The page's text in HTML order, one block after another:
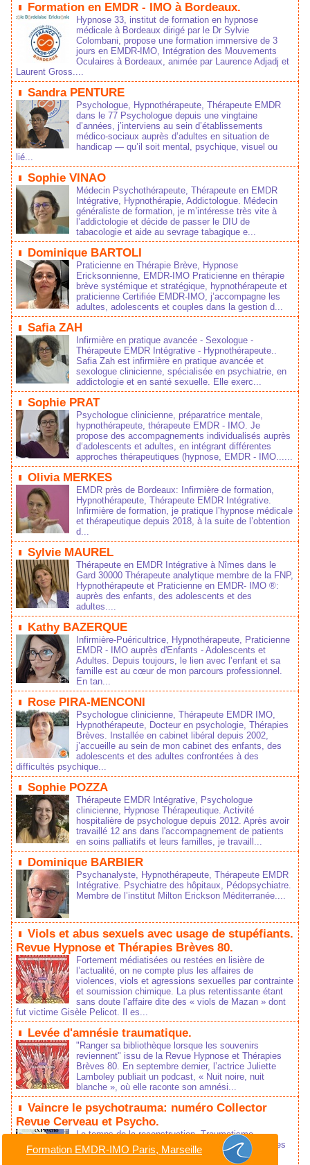
Formation en EMDR - IMO à Bordeaux.
Hypnose 33, institut de formation en hypnose
médicale à Bordeaux dirigé par le Dr Sylvie
Colombani, propose une formation immersive de 3
jours en EMDR-IMO, Intégration des Mouvements
Oculaires à Bordeaux, animée par Laurence Adjadj et
Laurent Gross....
Sandra PENTURE
Psychologue, Hypnothérapeute, Thérapeute EMDR
dans le 77 Psychologue depuis une vingtaine
d’années, j’interviens au sein d’établissements
médico‑sociaux auprès d’adultes en situation de
handicap — qu’il soit mental, psychique, visuel ou
lié...
Sophie VINAO
Médecin Psychothérapeute, Thérapeute en EMDR
Intégrative, Hypnothérapie, Addictologue. Médecin
généraliste de formation, je m’intéresse très vite à
l’addictologie et décide de passer le DIU de
tabacologie et aide au sevrage tabagique e...
Dominique BARTOLI
Praticienne en Thérapie Brève, Hypnose
Ericksonnienne, EMDR-IMO Praticienne en thérapie
brève systémique et stratégique, hypnothérapeute et
praticienne Certifiée EMDR-IMO, j’accompagne les
adultes, adolescents et couples dans la gestion d...
Safia ZAH
Infirmière en pratique avancée - Sexologue -
Thérapeute EMDR Intégrative - Hypnothérapeute..
Safia Zah est infirmière en pratique avancée et
sexologue clinicienne, spécialisée en psychiatrie, en
addictologie et en santé sexuelle. Elle exerc...
Sophie PRAT
Psychologue clinicienne, préparatrice mentale,
hypnothérapeute, thérapeute EMDR - IMO. Je
propose des accompagnements individualisés auprès
d‘adolescents et adultes, en intégrant différentes
approches thérapeutiques (hypnose, EMDR - IMO......
Olivia MERKES
EMDR près de Bordeaux: Infirmière de formation,
Hypnothérapeute, Thérapeute EMDR Intégrative.
Infirmière de formation, je pratique l’hypnose médicale
et thérapeutique depuis 2018, à la suite de l’obtention
d...
Sylvie MAUREL
Thérapeute en EMDR Intégrative à Nîmes dans le
Gard 30000 Thérapeute analytique membre de la FNP,
Hypnothérapeute et Praticienne en EMDR- IMO ®:
auprès des enfants, des adolescents et des
adultes....
Kathy BAZERQUE
Infirmière-Puéricultrice, Hypnothérapeute, Praticienne
EMDR - IMO auprès d'Enfants - Adolescents et
Adultes. Depuis toujours, le lien avec l’enfant et sa
famille est au cœur de mon parcours professionnel.
En tan...
Rose PIRA-MENCONI
Psychologue clinicienne, Thérapeute EMDR IMO,
Hypnothérapeute, Docteur en psychologie, Thérapies
Brèves. Installée en cabinet libéral depuis 2002,
j’accueille au sein de mon cabinet des enfants, des
adolescents et des adultes confrontées à des
difficultés psychique...
Sophie POZZA
Thérapeute EMDR Intégrative, Psychologue
clinicienne, Hypnose Thérapeutique. Activité
hospitalière de psychologue depuis 2012. Après avoir
travaillé 12 ans dans l'accompagnement de patients
en soins palliatifs et leurs familles, je travaill...
Dominique BARBIER
Psychanalyste, Hypnothérapeute, Thérapeute EMDR
Intégrative. Psychiatre des hôpitaux, Pédopsychiatre.
Membre de l’institut Milton Erickson Méditerranée....
Viols et abus sexuels avec usage de stupéfiants.
Revue Hypnose et Thérapies Brèves 80.
Fortement médiatisées ou restées en lisière de
l’actualité, on ne compte plus les affaires de
violences, viols et agressions sexuelles par contrainte
et soumission chimique. La plus retentissante étant
sans doute l’affaire dite des « viols de Mazan » dont
fut victime Gisèle Pelicot. Il es...
Levée d'amnésie traumatique.
"Ranger sa bibliothèque lorsque les souvenirs
reviennent" issu de la Revue Hypnose et Thérapies
Brèves 80. En septembre dernier, l’actrice Juliette
Lamboley publiait un podcast, « Nuit noire, nuit
blanche », où elle raconte son amnési...
Vaincre le psychotrauma: numéro Collector
Revue Cerveau et Psycho.
Le temps de la reconstruction. Traumatisme
psychique : comprendre ce qui persiste, explorer les
chemins du possible. Parce qu'un événement peut
Formation EMDR-IMO Paris, Marseille